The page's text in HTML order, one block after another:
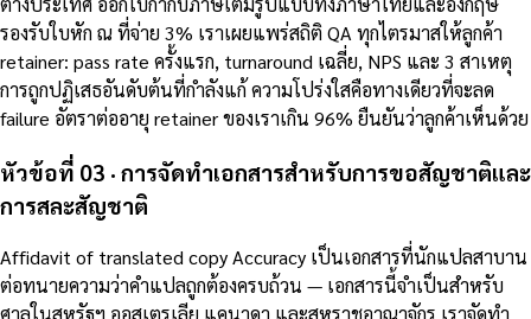
รองรับใบหัก ณ ที่จ่าย 3% เราเผยแพร่สถิติ QA ทุกไตรมาสให้ลูกค้า
retainer: pass rate ครั้งแรก, turnaround เฉลี่ย, NPS และ 3 สาเหตุ
การถูกปฏิเสธอันดับต้นที่กำลังแก้ ความโปร่งใสคือทางเดียวที่จะลด
failure อัตราต่ออายุ retainer ของเราเกิน 96% ยืนยันว่าลูกค้าเห็นด้วย
หัวข้อที่ 03 · การจัดทำเอกสารสำหรับการขอสัญชาติและ
การสละสัญชาติ
Affidavit of translated copy Accuracy เป็นเอกสารที่นักแปลสาบาน
ต่อทนายความว่าคำแปลถูกต้องครบถ้วน — เอกสารนี้จำเป็นสำหรับ
ศาลในสหรัฐฯ ออสเตรเลีย แคนาดา และสหราชอาณาจักร เราจัดทำ